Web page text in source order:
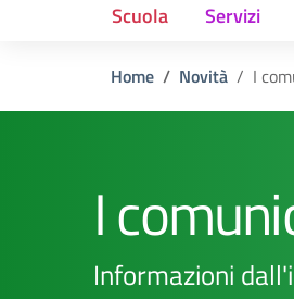
Scuola Servizi
Home Novità I
I
Informazioni